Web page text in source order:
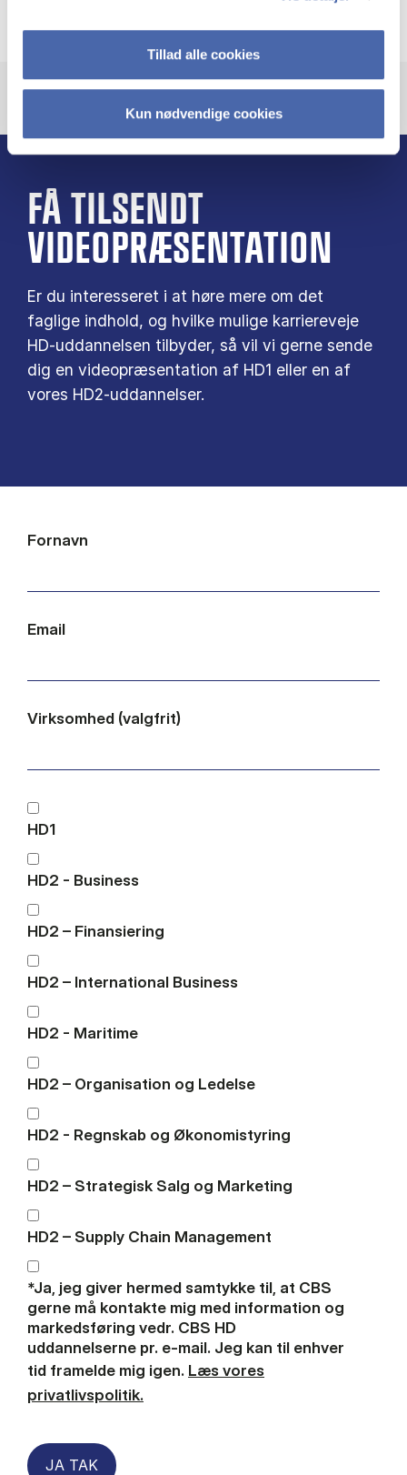
Tillad alle cookies
Kun nødvendige cookies
FÅ TILSENDT
VIDEOPRÆSENTATION
Er du interesseret i at høre mere om det
faglige indhold, og hvilke mulige karriereveje
HD-uddannelsen tilbyder, så vil vi gerne sende
dig en videopræsentation af HD1 eller en af
vores HD2-uddannelser.
Fornavn
Email
Virksomhed (valgfrit)
HD1
HD2 - Business
HD2 – Finansiering
HD2 – International Business
HD2 - Maritime
HD2 – Organisation og Ledelse
HD2 - Regnskab og Økonomistyring
HD2 – Strategisk Salg og Marketing
HD2 – Supply Chain Management
*Ja, jeg giver hermed samtykke til, at CBS
gerne må kontakte mig med information og
markedsføring vedr. CBS HD
uddannelserne pr. e-mail. Jeg kan til enhver
tid framelde mig igen. Læs vores
privatlivspolitik.
JA TAK